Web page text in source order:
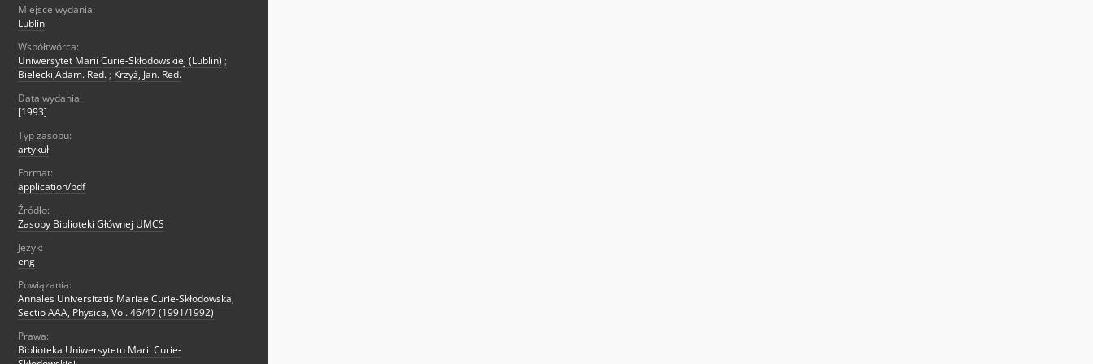
Miejsce wydania:
Lublin
Współtwórca:
Uniwersytet Marii Curie-Skłodowskiej (Lublin) ;
Bielecki,Adam. Red. ; Krzyż, Jan. Red.
Data wydania:
[1993]
Typ zasobu:
artykuł
Format:
application/pdf
Źródło:
Zasoby Biblioteki Głównej UMCS
Język:
eng
Powiązania:
Annales Universitatis Mariae Curie-Skłodowska,
Sectio AAA, Physica, Vol. 46/47 (1991/1992)
Prawa:
Biblioteka Uniwersytetu Marii Curie-